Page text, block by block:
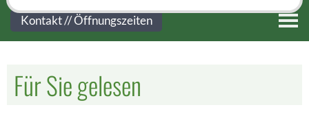
Kontakt
Für Sie gelesen
Kontakt // Öffnungszeiten